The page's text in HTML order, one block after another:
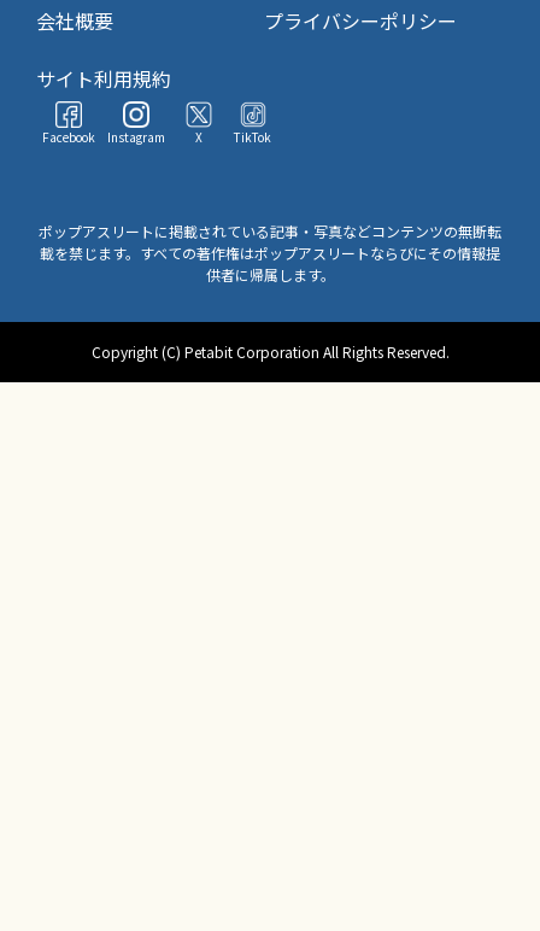
会社概要
プライバシーポリシー
サイト利用規約
Facebook Instagram X TikTok
ポップアスリートに掲載されている記事・写真などコンテンツの無断転
載を禁じます。すべての著作権はポップアスリートならびにその情報提
供者に帰属します。
Copyright (C) Petabit Corporation All Rights Reserved.